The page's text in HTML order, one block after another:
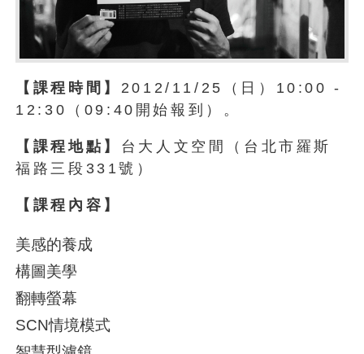
【課程時間】 2012/11/25（日）10:00 -
12:30（09:40開始報到）。
【課程地點】 台大人文空間（台北市羅斯
福路三段331號）
【課程內容】
美感的養成
構圖美學
翻轉螢幕
SCN情境模式